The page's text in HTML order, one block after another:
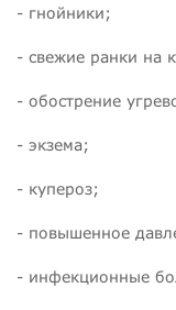
- гнойники;
- свежие ранки на
- обострение
- экзема;
- купероз;
- повышенное
- инфекционные